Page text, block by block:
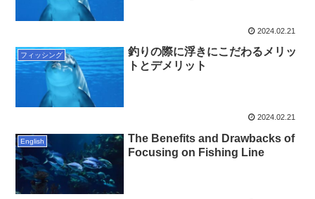
2024.02.21
フィッシング
釣りの際に浮きにこだわるメリッ
トとデメリット
2024.02.21
English
The Benefits and Drawbacks of
Focusing on Fishing Line